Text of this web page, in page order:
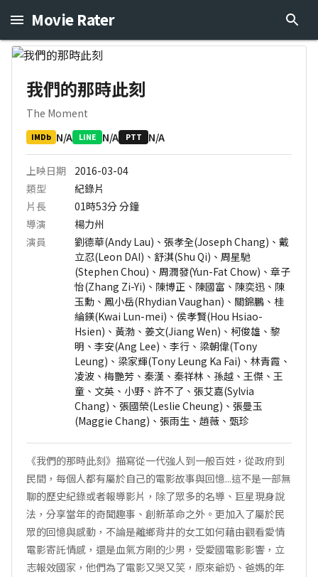
Movie Rater
我們的那時此刻
The Moment
IMDb N/A LINE N/A PTT N/A
上映日期
2016-03-04
類型
紀錄片
片長
01時53分分鐘
導演
楊力州
演員
劉德華(Andy Lau)、張孝全(Joseph Chang)、戴
立忍(Leon DAI)、舒淇(Shu Qi)、周星馳
(Stephen Chou)、周潤發(Yun-Fat Chow)、章子
怡(Zhang Zi-Yi)、陳博正、陳國富、陳奕迅、陳
玉勳、鳳小岳(Rhydian Vaughan)、關錦鵬、桂
綸鎂(Kwai Lun-mei)、侯孝賢(Hou Hsiao-
Hsien)、黃渤、姜文(Jiang Wen)、柯俊雄、黎
明、李安(Ang Lee)、李行、梁朝偉(Tony
Leung)、梁家輝(Tony Leung Ka Fai)、林青霞、
凌波、梅艷芳、秦漢、秦祥林、孫越、王傑、王
童、文英、小野、許不了、張艾嘉(Sylvia
Chang)、張國榮(Leslie Cheung)、張曼玉
(Maggie Chang)、張雨生、趙薇、甄珍
《我們的那時此刻》描寫從一代強人到一般百姓，從政府到
民間，每個人都有屬於自己的電影故事與回憶...這不是一部無
聊的歷史紀錄或者報導影片，除了眾多的名導、巨星現身說
法，分享當年的奇聞趣事、創新革命之外。更加入了屬於民
眾的回憶與感動，不論是離鄉背井的女工如何藉由觀看愛情
電影寄託情感，還是血氣方剛的少男，受愛國電影影響，立
志報效國家，他們為了電影又哭又笑，原來爺奶、爸媽的年